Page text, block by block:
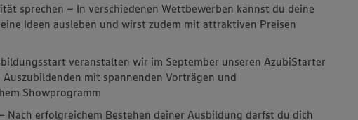
sprechen – In verschiedenen Wettbewerben kannst du deine
Ideen ausleben und wirst zudem mit attraktiven Preisen
veranstalten wir im September unseren AzubiStarter
Auszubildenden mit spannenden Vorträgen und
Showprogramm
Nach erfolgreichem Bestehen deiner Ausbildung darfst du dich